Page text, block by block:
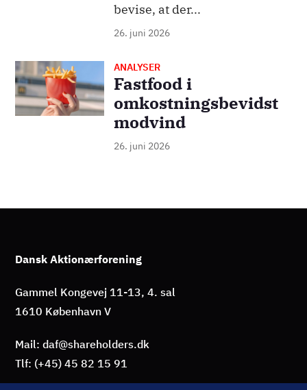
bevise, at der...
26. juni 2026
Billede ANALYSER
Fastfood i
omkostningsbevidst
modvind
26. juni 2026
Dansk Aktionærforening
Gammel Kongevej 11-13, 4. sal
1610 København V
Mail: daf@shareholders.dk
Tlf: (+45) 45 82 15 91